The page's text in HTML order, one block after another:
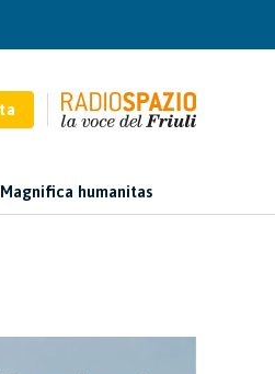
Magnifica humanitas